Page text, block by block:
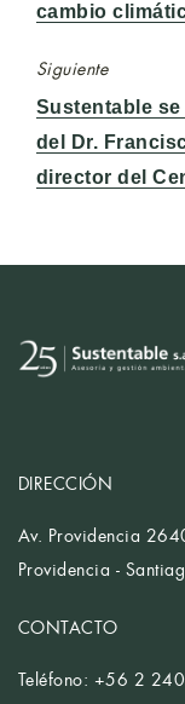
cambio
Siguiente
Entrada
siguiente:
Sustentable
del Dr.
director del
DIRECCIÓN
Av. Providencia
Providencia -
CONTACTO
Teléfono: +56 2